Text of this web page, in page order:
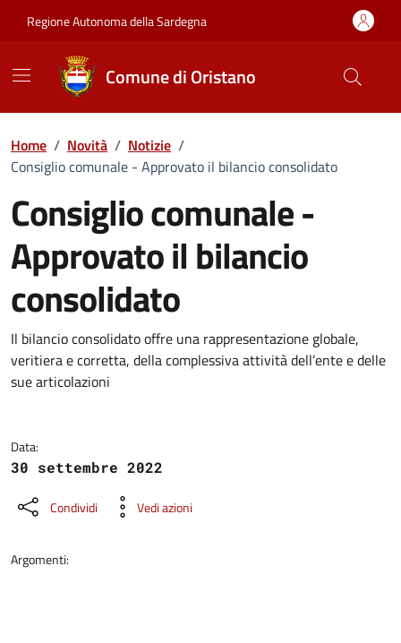
Regione Autonoma della Sardegna
Comune di Oristano
Home / Novità / Notizie /
Consiglio comunale - Approvato il bilancio consolidato
Consiglio comunale -
Approvato il bilancio
consolidato
Dettagli della notizia
Il bilancio consolidato offre una rappresentazione globale,
veritiera e corretta, della complessiva attività dell’ente e delle
sue articolazioni
Data:
30 settembre 2022
Condividi Vedi azioni
Argomenti: